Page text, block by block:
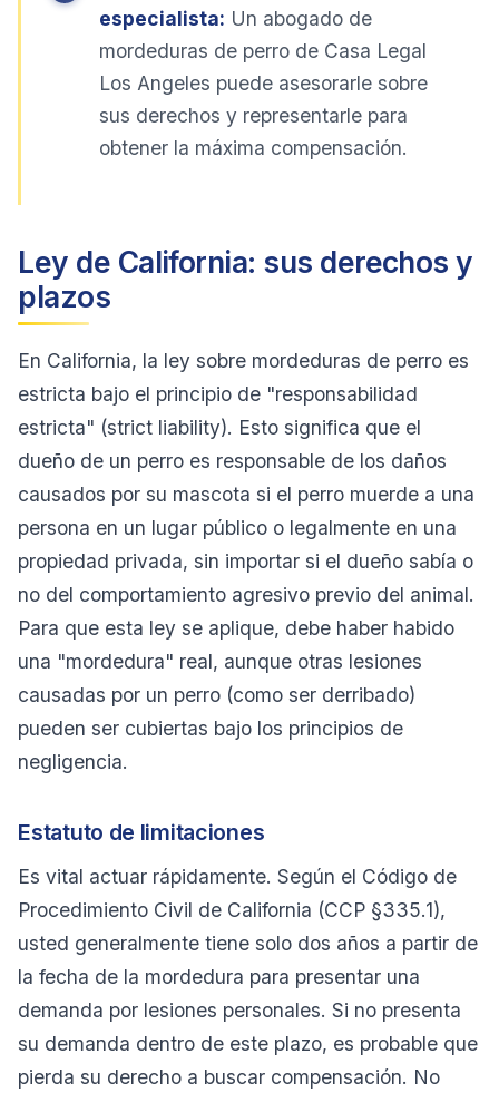
especialista: Un abogado de
mordeduras de perro de Casa Legal
Los Angeles puede asesorarle sobre
sus derechos y representarle para
obtener la máxima compensación.
Ley de California: sus derechos y
plazos
En California, la ley sobre mordeduras de perro es
estricta bajo el principio de "responsabilidad
estricta" (strict liability). Esto significa que el
dueño de un perro es responsable de los daños
causados por su mascota si el perro muerde a una
persona en un lugar público o legalmente en una
propiedad privada, sin importar si el dueño sabía o
no del comportamiento agresivo previo del animal.
Para que esta ley se aplique, debe haber habido
una "mordedura" real, aunque otras lesiones
causadas por un perro (como ser derribado)
pueden ser cubiertas bajo los principios de
negligencia.
Estatuto de limitaciones
Es vital actuar rápidamente. Según el Código de
Procedimiento Civil de California (CCP §335.1),
usted generalmente tiene solo dos años a partir de
la fecha de la mordedura para presentar una
demanda por lesiones personales. Si no presenta
su demanda dentro de este plazo, es probable que
pierda su derecho a buscar compensación. No